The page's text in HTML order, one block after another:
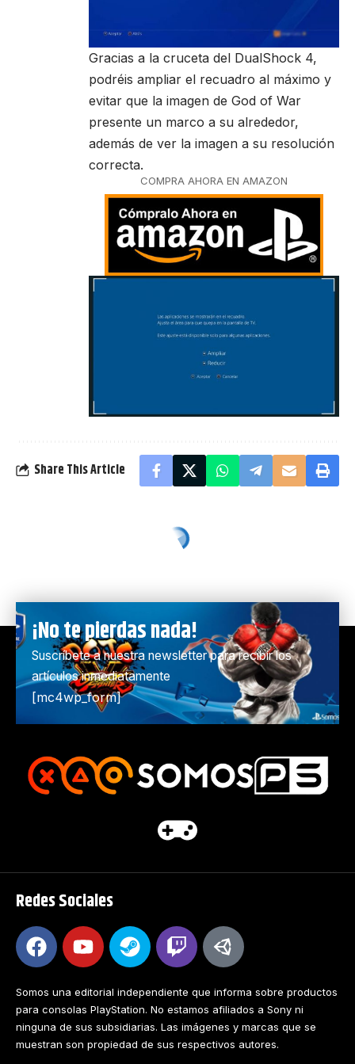
Gracias a la cruceta del DualShock 4,
podréis ampliar el recuadro al máximo y
evitar que la imagen de God of War
presente un marco a su alrededor,
además de ver la imagen a su resolución
correcta.
COMPRA AHORA EN AMAZON
Share This Article
¡No te pierdas nada!
Suscríbete a nuestra newsletter para recibir los
artículos inmediatamente
[mc4wp_form]
Redes Sociales
Somos una editorial independiente que informa sobre productos
para consolas PlayStation. No estamos afiliados a Sony ni
ninguna de sus subsidiarias. Las imágenes y marcas que se
muestran son propiedad de sus respectivos autores.